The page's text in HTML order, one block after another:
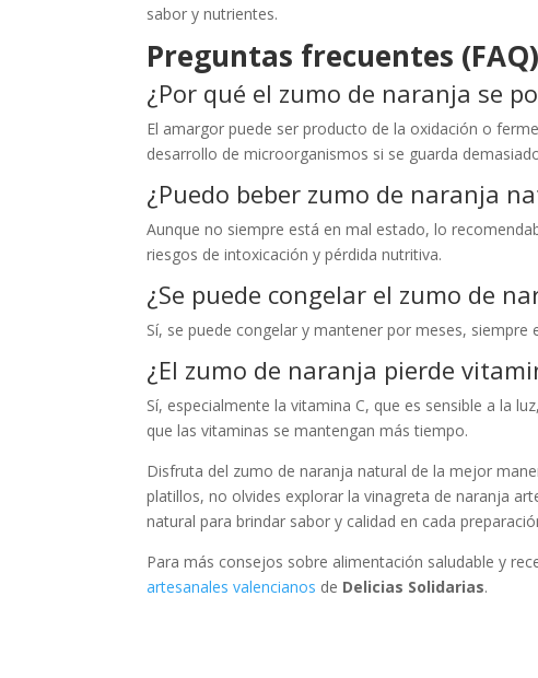
sabor y nutrientes.
Preguntas frecuentes (FAQ)
¿Por qué el zumo de naranja se
El amargor puede ser producto de la oxidación o
desarrollo de microorganismos si se guarda
¿Puedo beber zumo de naranja
Aunque no siempre está en mal estado, lo
riesgos de intoxicación y pérdida nutritiva.
¿Se puede congelar el zumo de
Sí, se puede congelar y mantener por meses,
¿El zumo de naranja pierde
Sí, especialmente la vitamina C, que es sensible a la
que las vitaminas se mantengan más tiempo.
Disfruta del zumo de naranja natural de la mejor
platillos, no olvides explorar la vinagreta de naranja
natural para brindar sabor y calidad en cada
Para más consejos sobre alimentación saludable y
artesanales valencianos de Delicias Solidarias.